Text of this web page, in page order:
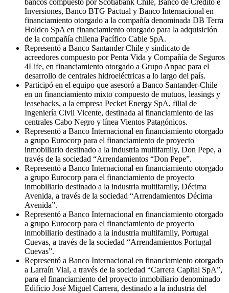
bancos compuesto por Scotiabank Chile, Banco de Crédito e
Inversiones, Banco BTG Pactual y Banco Internacional en
financiamiento otorgado a la compañía denominada DB Terra
Holdco SpA en financiamiento otorgado para la adquisición
de la compañía chilena Pacífico Cable SpA.
Representó a Banco Santander Chile y sindicato de
acreedores compuesto por Penta Vida y Compañía de Seguros
4Life, en financiamiento otorgado a Grupo Anpac para el
desarrollo de centrales hidroeléctricas a lo largo del país.
Participó en el equipo que asesoró a Banco Santander-Chile
en un financiamiento mixto compuesto de mutuos, leasings y
leasebacks, a la empresa Pecket Energy SpA, filial de
Ingeniería Civil Vicente, destinada al financiamiento de las
centrales Cabo Negro y línea Vientos Patagónicos.
Representó a Banco Internacional en financiamiento otorgado
a grupo Eurocorp para el financiamiento de proyecto
inmobiliario destinado a la industria multifamily, Don Pepe, a
través de la sociedad “Arrendamientos “Don Pepe”.
Representó a Banco Internacional en financiamiento otorgado
a grupo Eurocorp para el financiamiento de proyecto
inmobiliario destinado a la industria multifamily, Décima
Avenida, a través de la sociedad “Arrendamientos Décima
Avenida”.
Representó a Banco Internacional en financiamiento otorgado
a grupo Eurocorp para el financiamiento de proyecto
inmobiliario destinado a la industria multifamily, Portugal
Cuevas, a través de la sociedad “Arrendamientos Portugal
Cuevas”.
Representó a Banco Internacional en financiamiento otorgado
a Larraín Vial, a través de la sociedad “Carrera Capital SpA”,
para el financiamiento del proyecto inmobiliario denominado
Edificio José Miguel Carrera, destinado a la industria del